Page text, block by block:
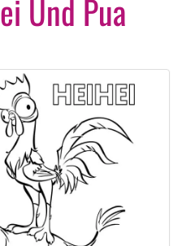
Und Pua